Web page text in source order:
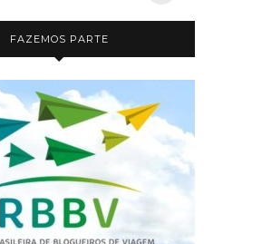
FAZEMOS PARTE